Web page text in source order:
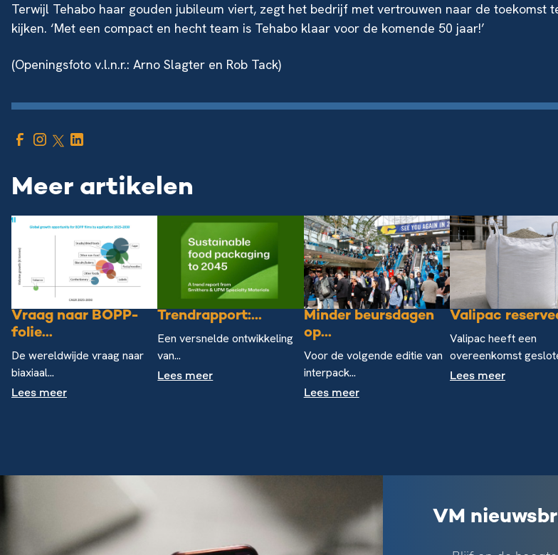
Terwijl Tehabo haar gouden jubileum viert, zegt het bedrijf met vertrouwen naar de toekomst
kijken. ‘Met een compact en hecht team is Tehabo klaar voor de komende 50 jaar!’
(Openingsfoto v.l.n.r.: Arno Slagter en Rob Tack)
Meer artikelen
Vraag naar BOPP-
folie...
De wereldwijde vraag naar
biaxiaal...
Lees meer
Trendrapport:...
Een versnelde ontwikkeling
van...
Lees meer
Minder beursdagen
op...
Voor de volgende editie van
interpack...
Lees meer
Valipac
Valipac heeft een
overeenkomst
Lees meer
VM